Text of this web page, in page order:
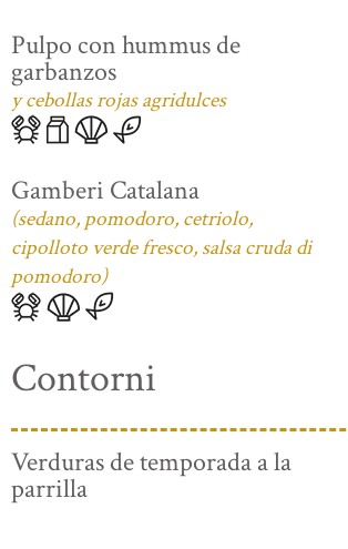
Pulpo con hummus de
garbanzos
y cebollas rojas agridulces
Gamberi Catalana
(sedano, pomodoro, cetriolo,
cipolloto verde fresco, salsa cruda di
pomodoro)
Contorni
Verduras de temporada a la
parrilla